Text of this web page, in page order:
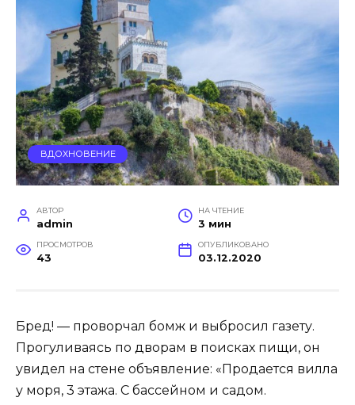
ВДОХНОВЕНИЕ
АВТОР
admin
НА ЧТЕНИЕ
3 мин
ПРОСМОТРОВ
43
ОПУБЛИКОВАНО
03.12.2020
Бред! — проворчал бомж и выбросил газету.
Прогуливаясь по дворам в поисках пищи, он
увидел на стене объявление: «Продается вилла
у моря, 3 этажа. С бассейном и садом.